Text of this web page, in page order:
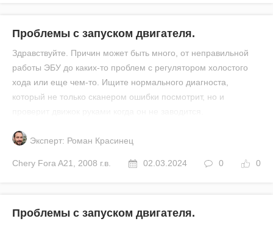
Проблемы с запуском двигателя.
Здравствуйте. Причин может быть много, от неправильной
работы ЭБУ до каких-то проблем с регулятором холостого
хода или еще чем-то. Ищите нормального диагноста,
который не только сканером ошибки посмотрит, но и
Эксперт: Роман Красинец
Chery Fora A21 2008 г.в. 02.03.2024 0 0
Проблемы с запуском двигателя.